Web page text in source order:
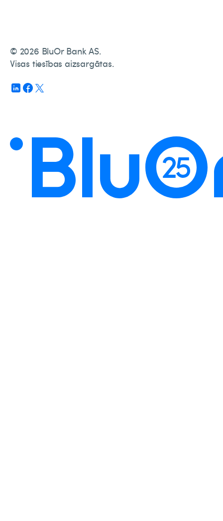
© 2026 BluOr Bank AS.
Visas tiesības aizsargātas.